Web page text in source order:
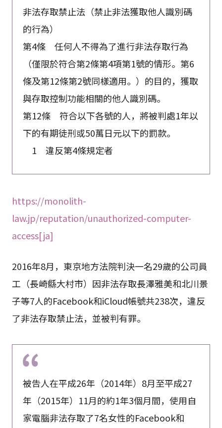
非法存取禁止法（禁止非法獲取他人識別碼
的行為）
第4條 任何人不得為了進行非法存取行為
（僅限於符合第2條第4項第1號的情形。第6
條及第12條第2號同樣適用。）的目的，獲取
與存取控制功能相關的他人識別碼。
第12條 符合以下各號的人，將被判處1年以
下的有期徒刑或50萬日元以下的罰款。
1 違反第4條規定者
https://monolith-
law.jp/reputation/unauthorized-computer-
access[ja]
2016年8月，東京地方法院判決一名29歲的公司員
工（長崎縣大村市）因非法存取長澤雅美和北川景
子等7人的Facebook和iCloud帳號共238次，違反
了非法存取禁止法，並被判有罪。
被告人在平成26年（2014年）8月至平成27
年（2015年）11月的約1年3個月間，使用自
家電腦非法存取了7名女性的Facebook和